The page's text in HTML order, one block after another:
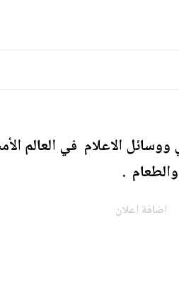
ووسائل الاعلام في العالم
والطعام .
اضافة اعلان